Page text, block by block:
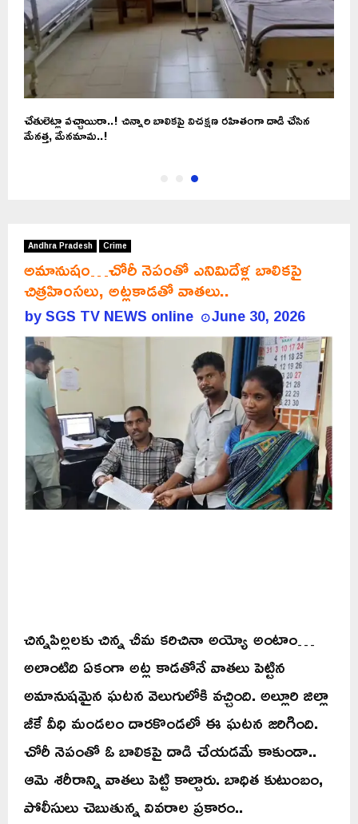
చేతులెట్లా వచ్చాయిరా..! చిన్నారి బాలికపై విచక్షణ రహితంగా దాడి చేసిన
మేనత్త, మేనమామ..!
Andhra Pradesh Crime
అమానుషం…చోరీ నెపంతో ఎనిమిదేళ్ల బాలికపై
చిత్రహింసలు, అట్లకాడతో వాతలు..
bySGS TV NEWS online June 30, 2026
చిన్నపిల్లలకు చిన్న చీమ కరిచినా అయ్యో అంటాం…
అలాంటిది ఏకంగా అట్ల కాడతోనే వాతలు పెట్టిన
అమానుషమైన ఘటన వెలుగులోకి వచ్చింది. అల్లూరి జిల్లా
జీకే వీధి మండలం దారకొండలో ఈ ఘటన జరిగింది.
చోరీ నెపంతో ఓ బాలికపై దాడి చేయడమే కాకుండా..
ఆమె శరీరాన్ని వాతలు పెట్టి కాల్చారు. బాధిత కుటుంబం,
పోలీసులు చెబుతున్న వివరాల ప్రకారం..